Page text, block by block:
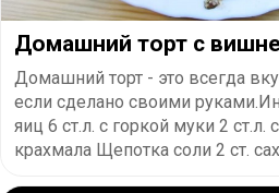
Домашний торт с
Домашний торт - это всегда
если сделано своими
яиц 6 ст.л. с горкой муки 2 ст.л.
крахмала Щепотка соли 2 ст.